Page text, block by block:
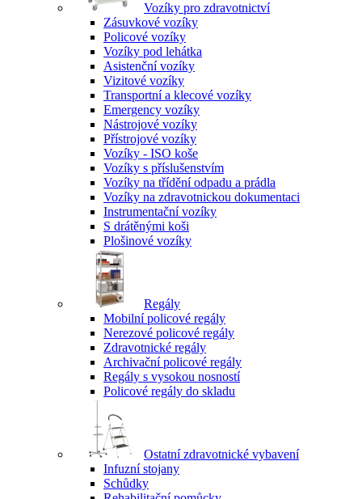
Vozíky pro zdravotnictví
Zásuvkové vozíky
Policové vozíky
Vozíky pod lehátka
Asistenční vozíky
Vizitové vozíky
Transportní a klecové vozíky
Emergency vozíky
Nástrojové vozíky
Přístrojové vozíky
Vozíky - ISO koše
Vozíky s příslušenstvím
Vozíky na třídění odpadu a prádla
Vozíky na zdravotnickou dokumentaci
Instrumentační vozíky
S drátěnými koši
Plošinové vozíky
Regály
Mobilní policové regály
Nerezové policové regály
Zdravotnické regály
Archivační policové regály
Regály s vysokou nosností
Policové regály do skladu
Ostatní zdravotnické vybavení
Infuzní stojany
Schůdky